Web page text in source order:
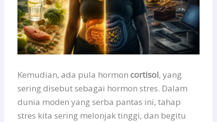
Kemudian, ada pula hormoncortisol, yang
sering disebut sebagai hormon stres. Dalam
dunia moden yang serba pantas ini, tahap
stres kita sering melonjak tinggi, dan begitu